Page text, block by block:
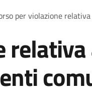
per violazione
relativa